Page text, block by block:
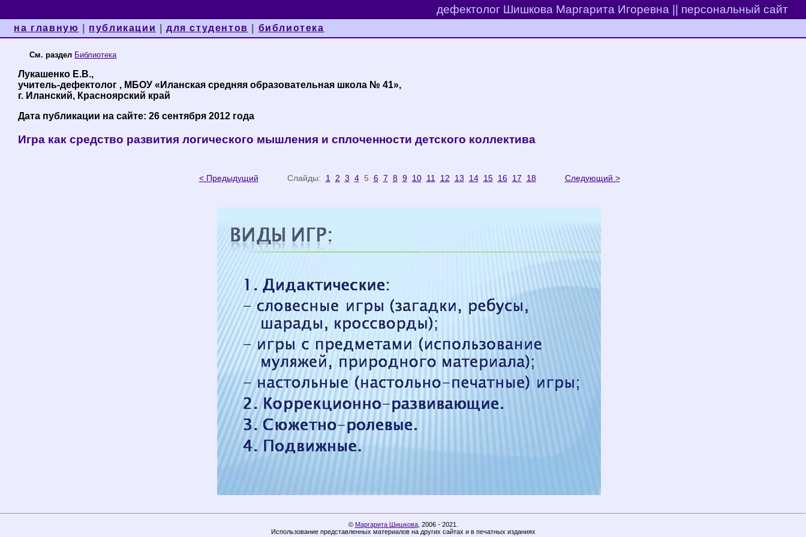
дефектолог Шишкова Маргарита Игоревна || персональный сайт
на главную публикации |для студентов библиотека
См. раздел Библиотека
Лукашенко Е.В.,
учитель-дефектолог , МБОУ «Иланская средняя образовательная школа № 41»,
г. Иланский, Красноярский край
Дата публикации на сайте: 26 сентября 2012 года
Игра как средство развития логического мышления и сплоченности детского коллектива
< Предыдущий Слайды: 1 2 3 45 6 7 8 9 10 11 12 13 14 15 16 17 18 Следующий >
© Маргарита Шишкова, 2006 - 2021.
Использование представленных материалов на других сайтах и в печатных изданиях